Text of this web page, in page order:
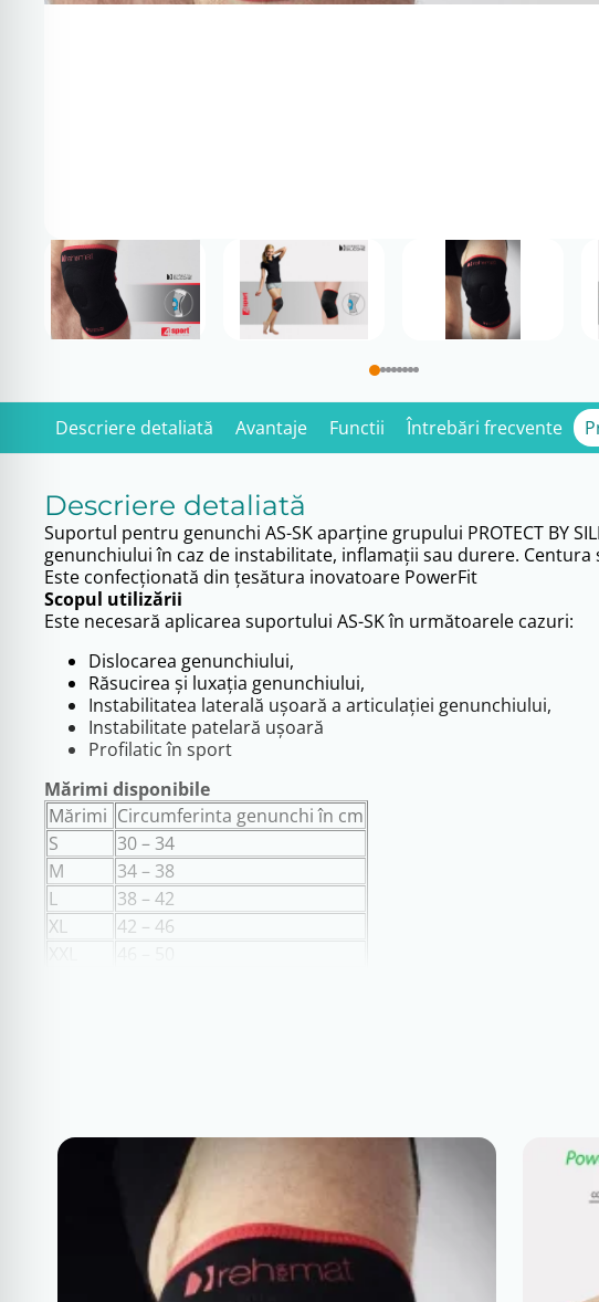
Descriere detaliată Avantaje Functii Întrebări frecvente
Descriere detaliată
Suportul pentru genunchi AS-SK aparţine grupului PROTECT BY
genunchiului în caz de instabilitate, inflamaţii sau durere.
Este confecţionată din ţesătura inovatoare PowerFit
Scopul utilizării
Este necesară aplicarea suportului AS-SK în următoarele cazuri:
Dislocarea genunchiului,
Răsucirea şi luxaţia genunchiului,
Instabilitatea laterală uşoară a articulației genunchiului,
Instabilitate patelară uşoară
Profilatic în sport
Mărimi disponibile
Mărimi Circumferinta genunchi în cm
S
30 – 34
M
34 – 38
L
38 – 42
XL
42 – 46